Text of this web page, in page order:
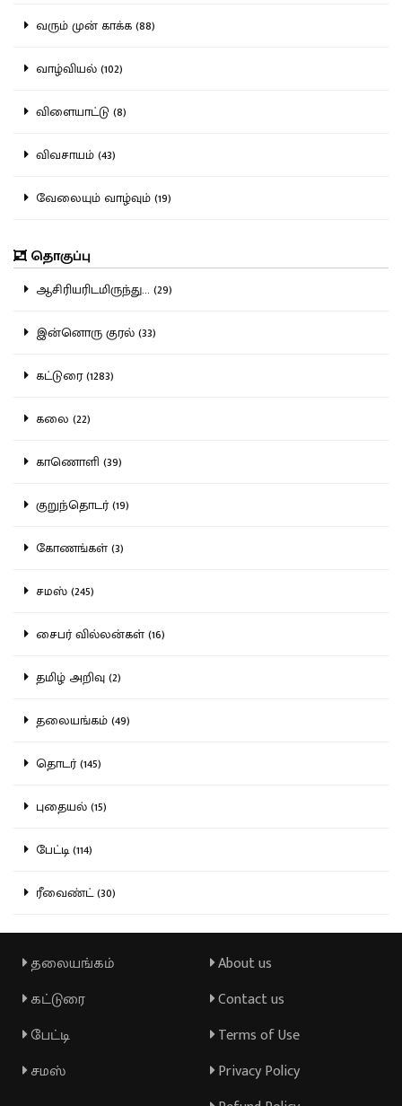
வரும் முன் காக்க (88)
வாழ்வியல் (102)
விளையாட்டு (8)
விவசாயம் (43)
வேலையும் வாழ்வும் (19)
தொகுப்பு
ஆசிரியரிடமிருந்து... (29)
இன்னொரு குரல் (33)
கட்டுரை (1283)
கலை (22)
காணொளி (39)
குறுந்தொடர் (19)
கோணங்கள் (3)
சமஸ் (245)
சைபர் வில்லன்கள் (16)
தமிழ் அறிவு (2)
தலையங்கம் (49)
தொடர் (145)
புதையல் (15)
பேட்டி (114)
ரீவைண்ட் (30)
தலையங்கம்
கட்டுரை
பேட்டி
சமஸ்
About us
Contact us
Terms of Use
Privacy Policy